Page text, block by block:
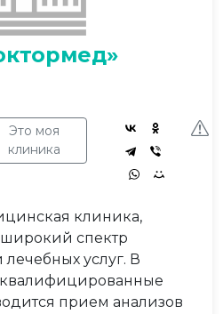
Это моя
клиника
клиника,
спектр
услуг. В
прием анализов